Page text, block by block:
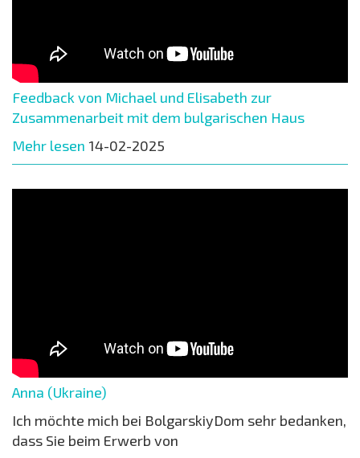
Feedback von Michael und Elisabeth zur
Zusammenarbeit mit dem bulgarischen Haus
Mehr lesen 14-02-2025
Anna (Ukraine)
Ich möchte mich bei BolgarskiyDom sehr bedanken,
dass Sie beim Erwerb von